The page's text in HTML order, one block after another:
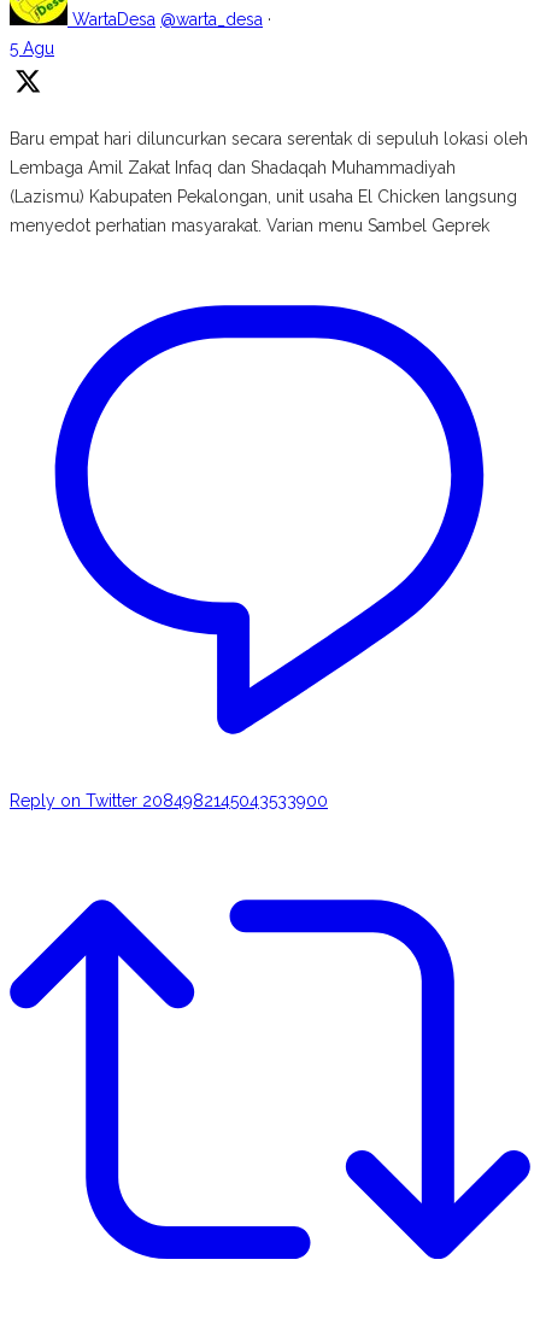
WartaDesa @warta_desa ·
5 Agu
Baru empat hari diluncurkan secara serentak di sepuluh lokasi oleh
Lembaga Amil Zakat Infaq dan Shadaqah Muhammadiyah
(Lazismu) Kabupaten Pekalongan, unit usaha El Chicken langsung
menyedot perhatian masyarakat. Varian menu Sambel Geprek
Reply on Twitter 2084982145043533900